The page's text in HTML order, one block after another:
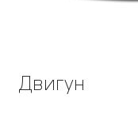
Двигун